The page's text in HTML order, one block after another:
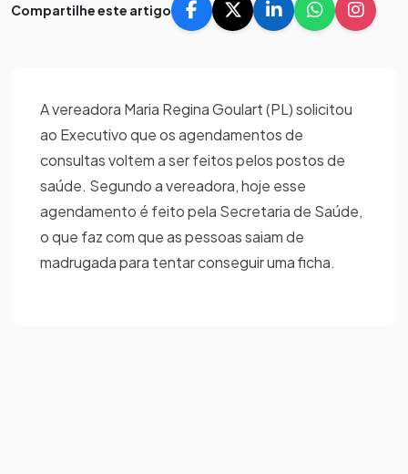
Compartilhe este artigo
A vereadora Maria Regina Goulart (PL) solicitou
ao Executivo que os agendamentos de
consultas voltem a ser feitos pelos postos de
saúde. Segundo a vereadora, hoje esse
agendamento é feito pela Secretaria de Saúde,
o que faz com que as pessoas saiam de
madrugada para tentar conseguir uma ficha.